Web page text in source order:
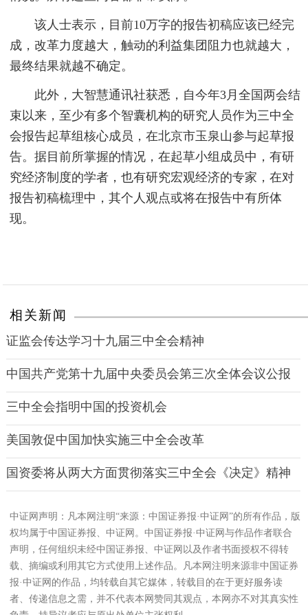
该人士表示，目前10万字的报告初稿应该已经完
成，改革力度越大，触动的利益集团阻力也就越大，
最终结果就越不确定。
此外，大智慧通讯社获悉，自今年3月全国两会结
束以来，至少有多个智囊机构的研究人员作为三中全
会报告起草组核心成员，在北京市玉泉山参与起草报
告。据目前所掌握的情况，在起草小组成员中，有研
究经济制度的学者，也有研究宏观经济的专家，在对
报告初稿梳理中，其个人观点或将在报告中有所体
现。
相关新闻
证监会传达学习十九届三中全会精神
中国共产党第十九届中央委员会第三次全体会议公报
三中全会指明中国的投资机会
美国敦促中国加快实施三中全会改革
国资委将从两大方面贯彻落实三中全会《决定》精神
中证网声明：凡本网注明“来源：中国证券报·中证网”的所有作品，版
权均属于中国证券报、中证网。中国证券报·中证网与作品作者联合
声明，任何组织未经中国证券报、中证网以及作者书面授权不得转
载、摘编或利用其它方式使用上述作品。凡本网注明来源非中国证券
报·中证网的作品，均转载自其它媒体，转载目的在于更好服务读
者、传递信息之需，并不代表本网赞同其观点，本网亦不对其真实性